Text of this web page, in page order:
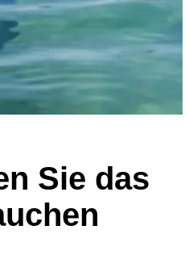
Sie das